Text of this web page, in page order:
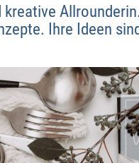
Ihre Ideen